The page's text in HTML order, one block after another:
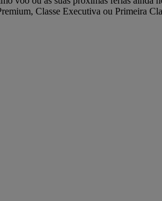
Classe Executiva ou Primeira